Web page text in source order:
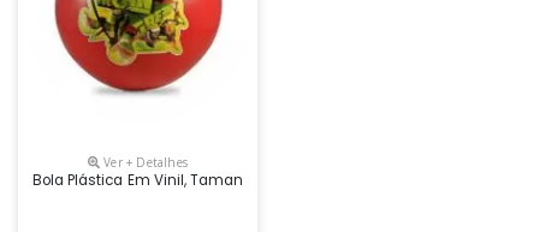
Ver + Detalhes
Bola Plástica Em Vinil, Tamanho Aproximado: 20cm